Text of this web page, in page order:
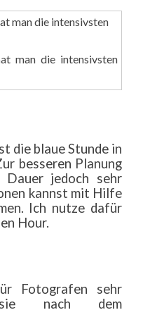
man die intensivsten
die blaue Stunde in
besseren Planung
jedoch sehr
kannst mit Hilfe
Ich nutze dafür
Hour.
Fotografen sehr
nach dem